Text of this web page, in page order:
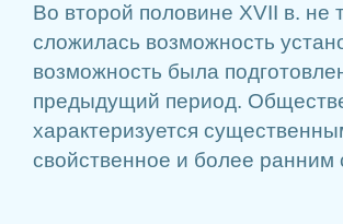
Во второй половине XVII в. не
сложилась возможность
возможность была
предыдущий период.
характеризуется
свойственное и более ранним